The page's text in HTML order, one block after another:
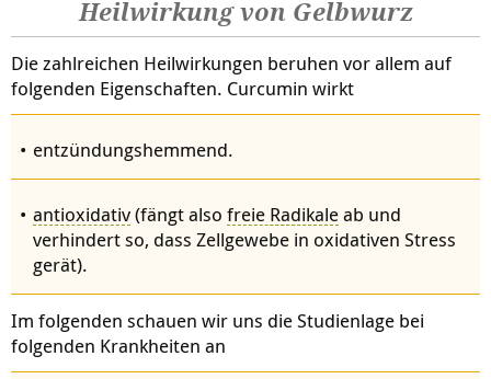
Heilwirkung von Gelbwurz
Die zahlreichen Heilwirkungen beruhen vor allem auf
folgenden Eigenschaften. Curcumin wirkt
entzündungshemmend.
antioxidativ(fängt also freie Radikaleab und
verhindert so, dass Zellgewebe in oxidativen Stress
gerät).
Im folgenden schauen wir uns die Studienlage bei
folgenden Krankheiten an